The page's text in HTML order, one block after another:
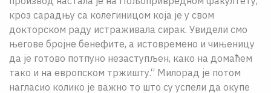
кроз сарадњу са колегиницом која је у свом
докторском раду истраживала сирак. Увидели смо
његове бројне бенефите, а истовремено и чињеницу
да је готово потпуно незаступљен, како на домаћем
тако и на европском тржишту.“ Милорад је потом
нагласио колико је важно то што су успели да окупе